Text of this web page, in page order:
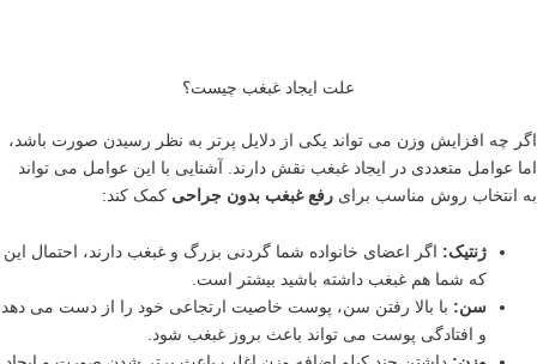
علت ایجاد غبغب چیست؟
اگر چه افزایش وزن می تواند یکی از دلایل پرتر به نظر رسیدن صورت باشد،
اما عوامل متعددی در ایجاد غبغب نقش دارند. آشنایی با این عوامل می تواند
به انتخاب روش مناسب برای رفع غبغب بدون جراحی کمک کند:
ژنتیک: اگر اعضای خانواده شما گردنی بزرگ و غبغب دارند، احتمال این
که شما هم غبغب داشته باشید بیشتر است.
سن: با بالا رفتن سن، پوست خاصیت ارتجاعی خود را از دست می دهد
و افتادگی پوست می تواند باعث بروز غبغب شود.